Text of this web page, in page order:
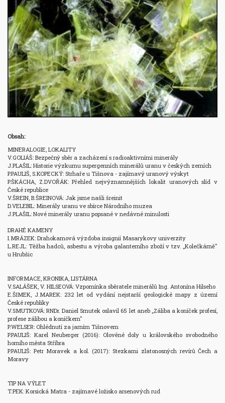
Obsah:
MINERALOGIE, LOKALITY
V.GOLIÁŠ: Bezpečný sběr a zacházení s radioaktivními minerály
J.PLAŠIL: Historie výzkumu supergenních minerálů uranu v českých zemích
P.PAULIŠ, S.KOPECKÝ: Strhaře u Tišnova - zajímavý uranový výskyt
P.ŠKÁCHA, Z.DVOŘÁK: Přehled nejvýznamnějších lokalit uranových slíd v
České republice
V.ŠREIN, B.ŠREINOVÁ: Jak jsme našli šreinit
D.VELEBIL: Minerály uranu ve sbírce Národního muzea
J.PLAŠIL: Nové minerály uranu popsané v nedávné minulosti
DRAHÉ KAMENY
I.MRÁZEK: Drahokamová výzdoba insignií Masarykovy univerzity
L.REJL: Těžba hadců, asbestu a výroba galanterního zboží v tzv. „Kolečkárně"
u Hrubšic
INFORMACE, KRONIKA, LISTÁRNA
V.SALÁŠEK, V. HILSEOVÁ: Vzpomínka sběratele minerálů Ing. Antonína Hilseho
E.ŠIMEK, J.MAREK: 232 let od vydání nejstarší geologické mapy z území
České republiky
V.SMUTKOVÁ: RNDr. Daniel Smutek oslavil 65 let aneb „Záliba a koníček profesí,
profese zálibou a koníčkem"
P.WELSER: Ohlédnutí za jarním Tišnovem
P.PAULIŠ: Karel Neuberger (2016): Olověné doly u královského svobodného
horního města Stříbra
P.PAULIŠ: Petr Moravek a kol. (2017): Stezkami zlatonosných revírů Čech a
Moravy
TIP NA VÝLET
T.PEK: Korsická Matra - zajímavé ložisko arsenových rud